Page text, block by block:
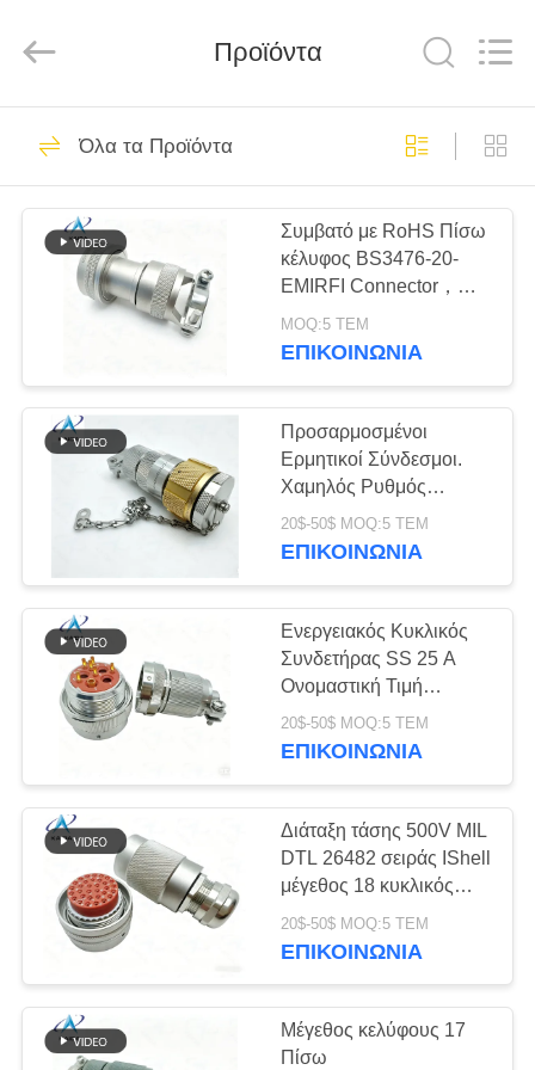
ΣΠΊΤΙ
ΠΡΟΪΌΝΤΑ
ΣΧΕΤΙΚΆ
ΕΠΙΣΚΕΨΉ
ΕΡΓΟΣΤΑΣΊΟΥ
ΈΛΕΓΧΟΣ
ΠΟΙΌΤΗΤΑΣ
ΕΙΔΉΣΕΙΣ
ΥΠΟΘΈΣΕΙΣ
ΖΗΤΉΣΤΕ
ΜΙΑ
ΠΡΟΣΦΟΡΆ
SITEMAP
ΠΟΛΙΤΙΚΉ
HOLDING
LIMITED.
Η σειρά MIL-DTL-
38999
163
Σειρά MIL-DTL-
26482
70
Στρογγυλός
ηλεκτρικός
σύνδεσμος
51
Μικρο-Δ συνδετήρες
45
Προϊόντα
Όλα τα Προϊόντα
Συμβατό με RoHS Πίσω
κέλυφος BS3476-20-
EMIRFI Connector，
Ισχύει για τη σειρά MIL-
DTL-26482 2.
MOQ:5 ΤΕΜ
ΕΠΙΚΟΙΝΩΝΊΑ
Προσαρμοσμένοι
Ερμητικοί Σύνδεσμοι.
Χαμηλός Ρυθμός
Διαρροής. Ανοξείδωτος
Χάλυβας
Σφραγισμένοι με Κόλλα
20$-50$ MOQ:5 ΤΕΜ
ΕΠΙΚΟΙΝΩΝΊΑ
Ενεργειακός Κυκλικός
Συνδετήρας SS 25 A
Ονομαστική Τιμή
Ρεύματος
Προσφέροντας
20$-50$ MOQ:5 ΤΕΜ
ΕΠΙΚΟΙΝΩΝΊΑ
Διάταξη τάσης 500V MIL
DTL 26482 σειράς IShell
μέγεθος 18 κυκλικός
συνδέτης.PT06SE18-
32P.MS3116.
20$-50$ MOQ:5 ΤΕΜ
ΕΠΙΚΟΙΝΩΝΊΑ
Μέγεθος κελύφους 17
Πίσω